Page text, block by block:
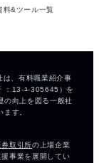
料&ツール一覧